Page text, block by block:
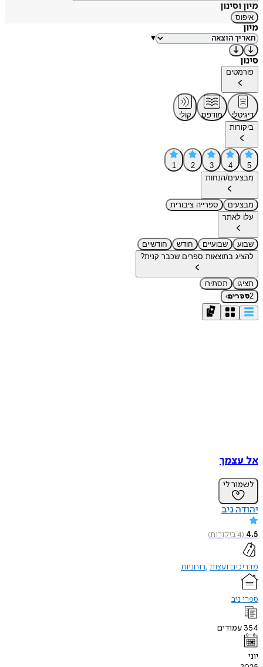
מיון וסינון
איפוס
מיון
▾
סינון
פורמטים
דיגיטלי מודפס
קולי
ביקורות
5
4
3
2
1
מבצעים/הנחות
מבצעים
ספרייה ציבורית
עלו לאתר
שבוע שבועיים חודש
חודשיים
להציג בתוצאות ספרים שכבר קנית?
תציגו
תסתירו
2ספרים›
אל עצמך
לשמור לי
יהודה ניב
4.5
(
4ביקורות)
מדריכים ועצות רוחניות
ספרי ניב
354 עמודים
יוני